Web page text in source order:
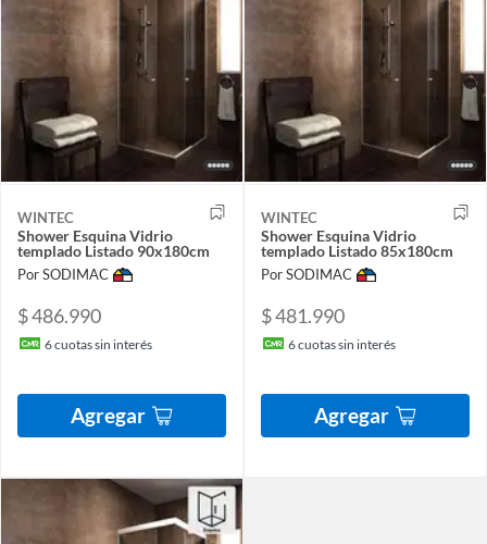
WINTEC
Shower Esquina Vidrio
templado Listado 90x180cm
Por SODIMAC
$ 486.990
6cuotas sin interés
Agregar
WINTEC
Shower Esquina Vidrio
templado Listado 85x180cm
Por SODIMAC
$ 481.990
6cuotas sin interés
Agregar